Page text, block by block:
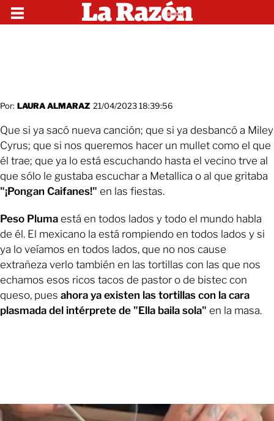
Por: LAURA ALMARAZ 21/04/2023 18:39:56
Que si ya sacó nueva canción; que si ya desbancó a Miley
Cyrus; que si nos queremos hacer un mullet como el que
él trae; que ya lo está escuchando hasta el vecino trve al
que sólo le gustaba escuchar a Metallica o al que gritaba
"¡Pongan Caifanes!" en las fiestas.
Peso Pluma está en todos lados y todo el mundo habla
de él. El mexicano la está rompiendo en todos lados y si
ya lo veíamos en todos lados, que no nos cause
extrañeza verlo también en las tortillas con las que nos
echamos esos ricos tacos de pastor o de bistec con
queso, pues ahora ya existen las tortillas con la cara
plasmada del intérprete de "Ella baila sola" en la masa.